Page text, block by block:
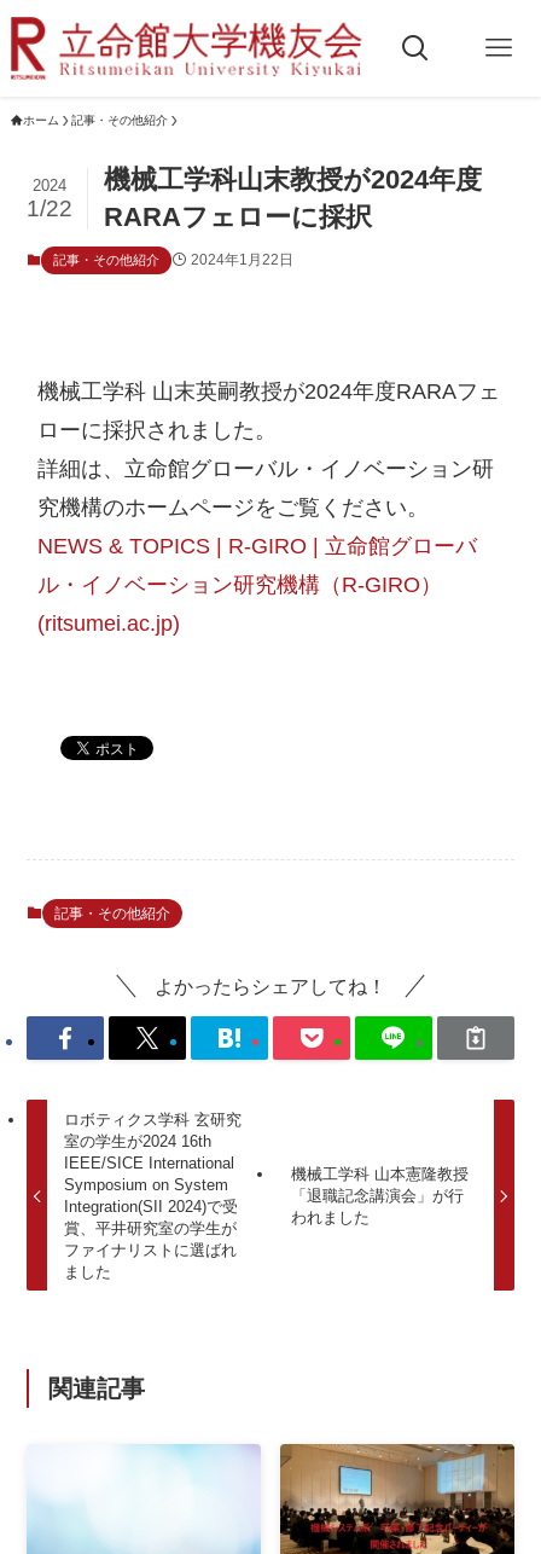
ホーム 記事・その他紹介
機械工学科山末教授が2024年度
RARAフェローに採択
2024
1/22
記事・その他紹介 2024年1月22日
機械工学科 山末英嗣教授が2024年度RARAフェ
ローに採択されました。
詳細は、立命館グローバル・イノベーション研
NEWS & TOPICS | R-GIRO | 立命館グローバ
ル・イノベーション研究機構（R-GIRO）
(ritsumei.ac.jp)
記事・その他紹介
よかったらシェアしてね！
ロボティクス学科 玄研究
室の学生が2024 16th
IEEE/SICE International
Symposium on System
Integration(SII 2024)で受
賞、平井研究室の学生が
ファイナリストに選ばれ
ました
機械工学科 山本憲隆教授
「退職記念講演会」が行
われました
関連記事